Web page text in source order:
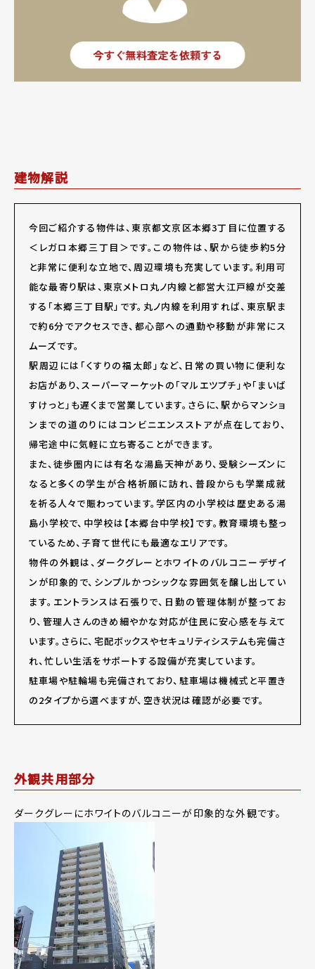
建物解説
今回ご紹介する物件は、東京都文京区本郷3丁目に位置する
＜レガロ本郷三丁目＞です。この物件は、駅から徒歩約5分
と非常に便利な立地で、周辺環境も充実しています。利用可
能な最寄り駅は、東京メトロ丸ノ内線と都営大江戸線が交差
する「本郷三丁目駅」です。丸ノ内線を利用すれば、東京駅ま
で約6分でアクセスでき、都心部への通勤や移動が非常にス
ムーズです。
駅周辺には「くすりの福太郎」など、日常の買い物に便利な
お店があり、スーパーマーケットの「マルエツプチ」や「まいば
すけっと」も遅くまで営業しています。さらに、駅からマンショ
ンまでの道のりにはコンビニエンスストアが点在しており、
帰宅途中に気軽に立ち寄ることができます。
また、徒歩圏内には有名な湯島天神があり、受験シーズンに
なると多くの学生が合格祈願に訪れ、普段からも学業成就
を祈る人々で賑わっています。学区内の小学校は歴史ある湯
島小学校で、中学校は【本郷台中学校】です。教育環境も整っ
ているため、子育て世代にも最適なエリアです。
物件の外観は、ダークグレーとホワイトのバルコニーデザイ
ンが印象的で、シンプルかつシックな雰囲気を醸し出してい
ます。エントランスは石張りで、日勤の管理体制が整ってお
り、管理人さんのきめ細やかな対応が住民に安心感を与えて
います。さらに、宅配ボックスやセキュリティシステムも完備さ
れ、忙しい生活をサポートする設備が充実しています。
駐車場や駐輪場も完備されており、駐車場は機械式と平置き
の2タイプから選べますが、空き状況は確認が必要です。
外観共用部分
ダークグレーにホワイトのバルコニーが印象的な外観です。